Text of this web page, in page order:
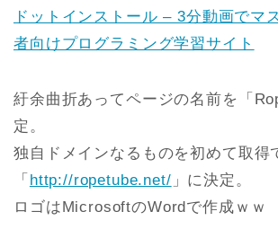
ドットインストール – 3分動画でマ
者向けプログラミング学習サイト
紆余曲折あってページの名前を「
定。
独自ドメインなるものを初めて取得
「 http://ropetube.net/ 」に決定。
ロゴはMicrosoftのWordで作成ｗｗ